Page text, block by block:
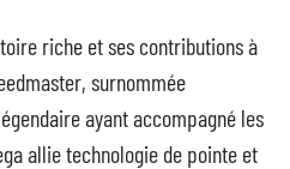
riche et ses contributions à
surnommée
ayant accompagné les
allie technologie de pointe et